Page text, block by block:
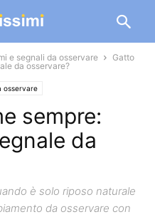
e segnali da osservare
Gatto
da osservare?
osservare
sempre:
da
è solo riposo naturale
da osservare con